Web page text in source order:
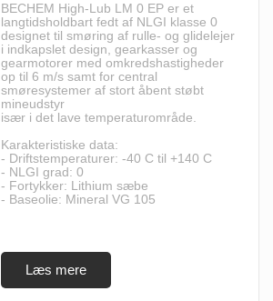
BECHEM High-Lub LM 0 EP er et
langtidsholdbart fedt af NLGI klasse 0
designet til smøring af rulle- og glidelejer
i indkapslet design, gearkasser og
gearmotorer med omkredshastigheder
op til 6 m/s samt for central
smøresystemer af stort åbent støbt
mineudstyr
især i det lave temperaturområde.
Karakteristiske data:
- Driftstemperaturer: -40 C til +140 C
- NLGI grad: 0
- Fortykker: Lithium sæbe
- Baseolie: Mineral VG 105